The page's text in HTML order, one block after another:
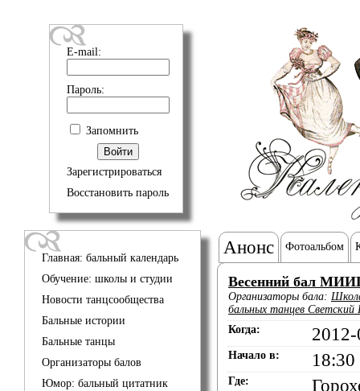
E-mail:
Пароль:
Запомнить
Зарегистрироваться
Восстановить пароль
Главная: бальный календарь
Обучение: школы и студии
Новости танцсообщества
Бальные истории
Бальные танцы
Организаторы балов
Юмор: бальный цитатник
Анонс Фотоальбом
Весенний бал
Организаторы бала:
бальных танцев Светский
Когда:
Начало в: 18:30
Где: